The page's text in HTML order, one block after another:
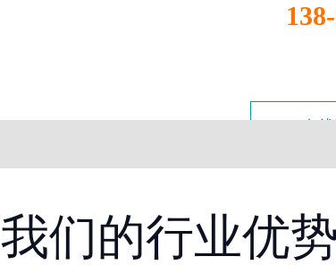
我们的行业优势